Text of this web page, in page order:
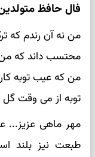
فال حافظ
من نه آن رندم که
محتسب داند که من
من که عیب توبه
توبه از می وقت گل
مهر ماهی عزیز...
طبعت نیز بلند